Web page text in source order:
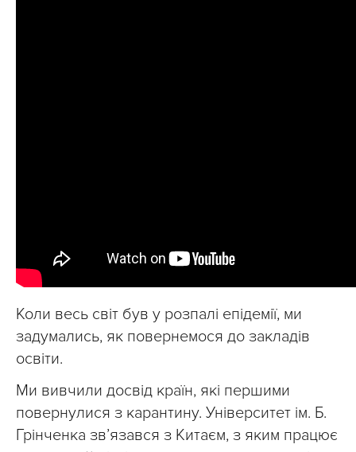
Коли весь світ був у розпалі епідемії, ми
задумались, як повернемося до закладів
освіти.
Ми вивчили досвід країн, які першими
повернулися з карантину. Університет ім. Б.
Грінченка зв’язався з Китаєм, з яким працює